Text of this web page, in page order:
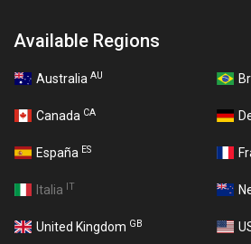
Available Regions
Australia AU
Canada CA
España ES
Italia IT
United Kingdom GB